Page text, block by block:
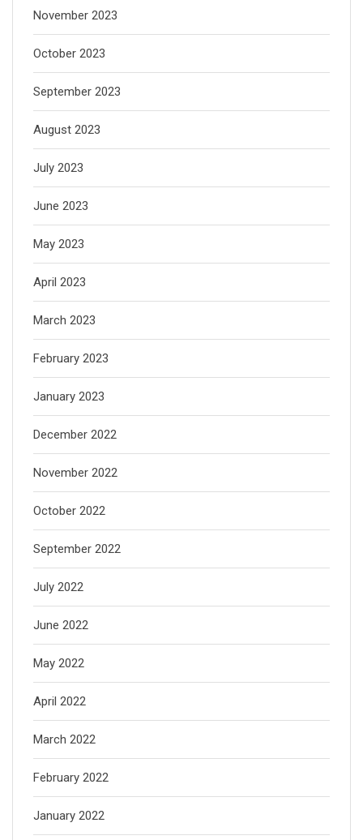
November 2023
October 2023
September 2023
August 2023
July 2023
June 2023
May 2023
April 2023
March 2023
February 2023
January 2023
December 2022
November 2022
October 2022
September 2022
July 2022
June 2022
May 2022
April 2022
March 2022
February 2022
January 2022